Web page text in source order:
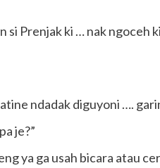
si Prenjak ki … nak ngoceh
ndadak diguyoni ….
je?”
ya ga usah bicara atau